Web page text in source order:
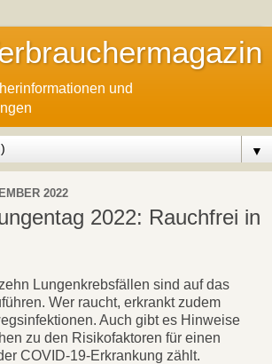
und
▼
2022
2022: Rauchfrei in
Lungenkrebsfällen sind auf das
Wer raucht, erkrankt zudem
Auch gibt es Hinweise
zu den Risikofaktoren für einen
COVID-19-Erkrankung zählt.